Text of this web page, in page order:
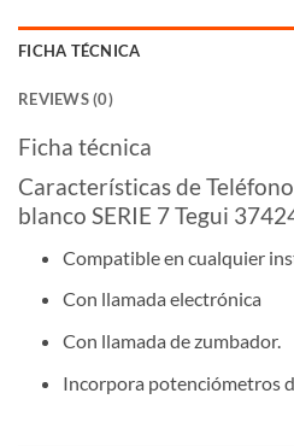
FICHA TÉCNICA
REVIEWS (0)
Ficha técnica
Características de
blanco SERIE 7 Tegui
Compatible en cualquier
Con llamada electrónica
Con llamada de zumbador.
Incorpora potenciómetros